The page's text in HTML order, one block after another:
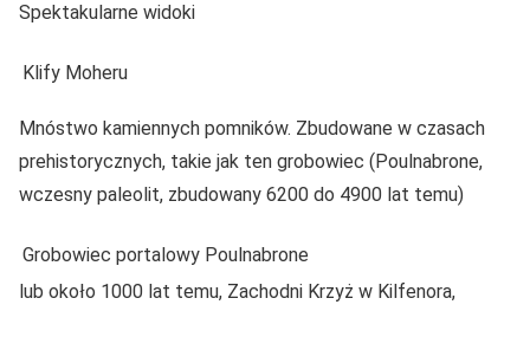
Spektakularne widoki
Klify Moheru
Mnóstwo kamiennych pomników. Zbudowane w czasach
prehistorycznych, takie jak ten grobowiec (Poulnabrone,
wczesny paleolit, zbudowany 6200 do 4900 lat temu)
Grobowiec portalowy Poulnabrone
lub około 1000 lat temu, Zachodni Krzyż w Kilfenora,